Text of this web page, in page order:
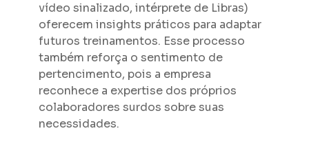
vídeo sinalizado, intérprete de Libras)
oferecem insights práticos para adaptar
futuros treinamentos. Esse processo
também reforça o sentimento de
pertencimento, pois a empresa
reconhece a expertise dos próprios
colaboradores surdos sobre suas
necessidades.